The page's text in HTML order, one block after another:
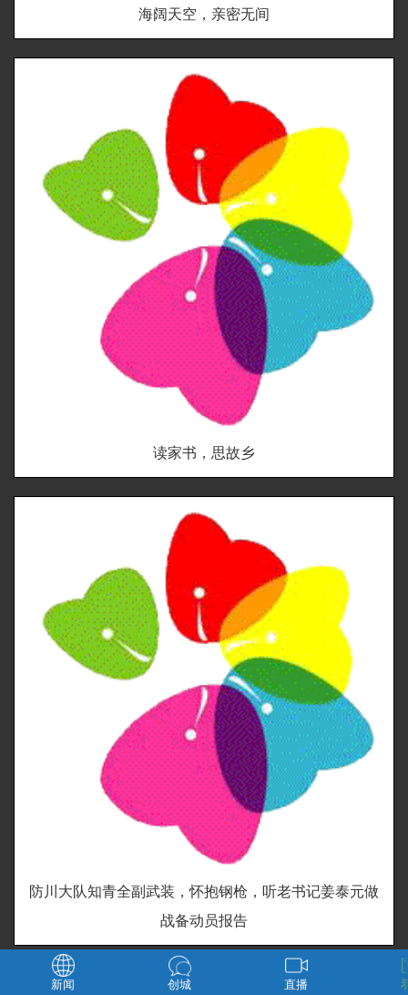
海阔天空，亲密无间
读家书，思故乡
防川大队知青全副武装，怀抱钢枪，听老书记姜泰元做
战备动员报告
新闻 创城 直播